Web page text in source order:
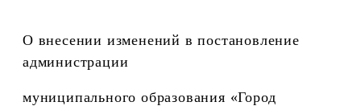
О внесении изменений в постановление
администрации
муниципального образования «Город